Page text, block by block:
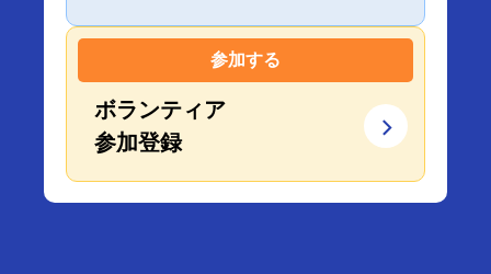
参加する
ボランティア
参加登録